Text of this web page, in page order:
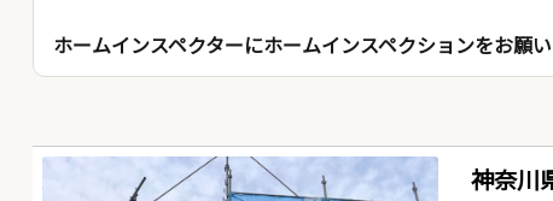
ホームインスペクターにホームインスペクションをお願
神奈川